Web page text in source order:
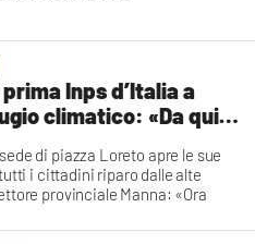
Inps d’Italia a
climatico: «Da qui
di piazza Loreto apre le sue
i cittadini riparo dalle alte
provinciale Manna: «Ora